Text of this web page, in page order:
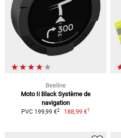
Beeline
Moto Ii Black Système de
navigation
PVC 199,99 €2 188,99 €1